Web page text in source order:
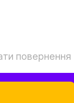
повернення